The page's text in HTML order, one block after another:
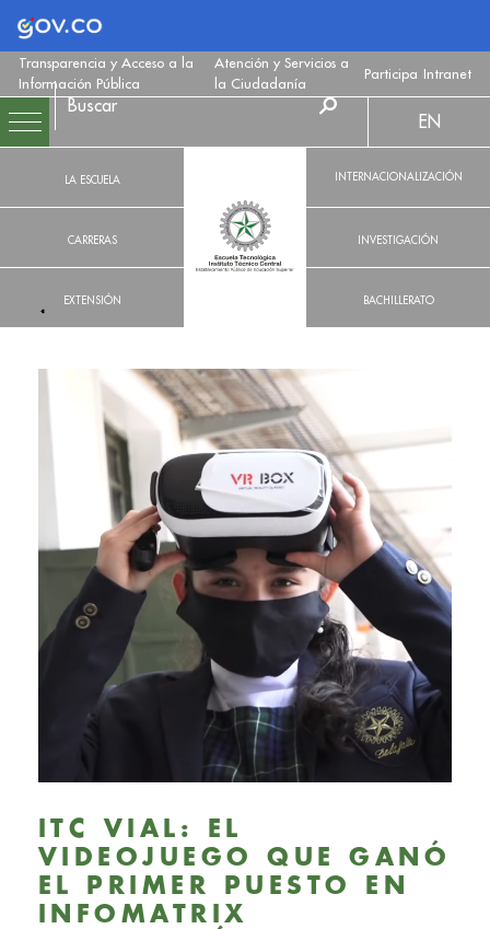
Logo Gobierno de Colombia
Transparencia y Acceso a la
Información Pública
Atención y Servicios a
la Ciudadanía
Participa Intranet
LA ESCUELA
CARRERAS
EXTENSIÓN
EN
INTERNACIONALIZACIÓN
INVESTIGACIÓN
BACHILLERATO
ITC VIAL: EL
VIDEOJUEGO QUE GANÓ
EL PRIMER PUESTO EN
INFOMATRIX